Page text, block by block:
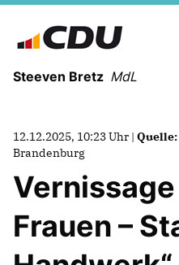
Steeven Bretz MdL
MEIN
12.12.2025, 10:23 Uhr | Quelle:
Brandenburg
Frauen –